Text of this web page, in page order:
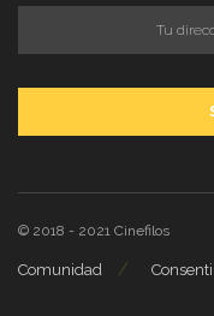
© 2018 - 2021 Cinefilos
Comunidad